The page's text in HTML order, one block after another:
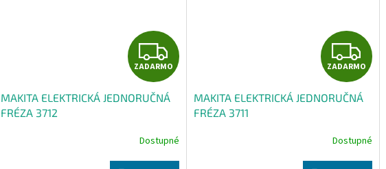
Z
A
D
A
ZADARMO
MAKITA ELEKTRICKÁ JEDNORUČNÁ
FRÉZA 3712
Dostupné
Z
A
D
A
ZADARMO
MAKITA ELEKTRICKÁ JEDNORUČNÁ
FRÉZA 3711
Dostupné